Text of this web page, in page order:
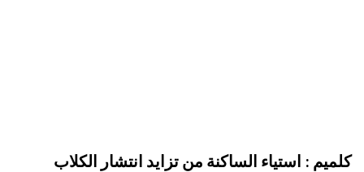
كلميم : استياء الساكنة من تزايد انتشار الكلاب